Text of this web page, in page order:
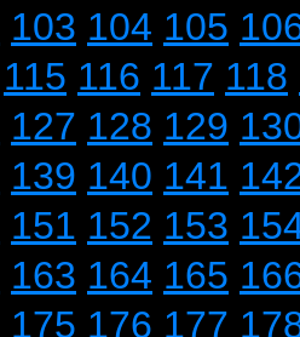
103 104 105
115 116 117 118
127 128 129
139 140 141
151 152 153
163 164 165
175 176 177